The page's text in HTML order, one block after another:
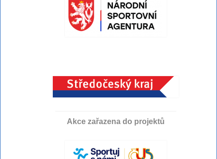
Akce zařazena do projektů